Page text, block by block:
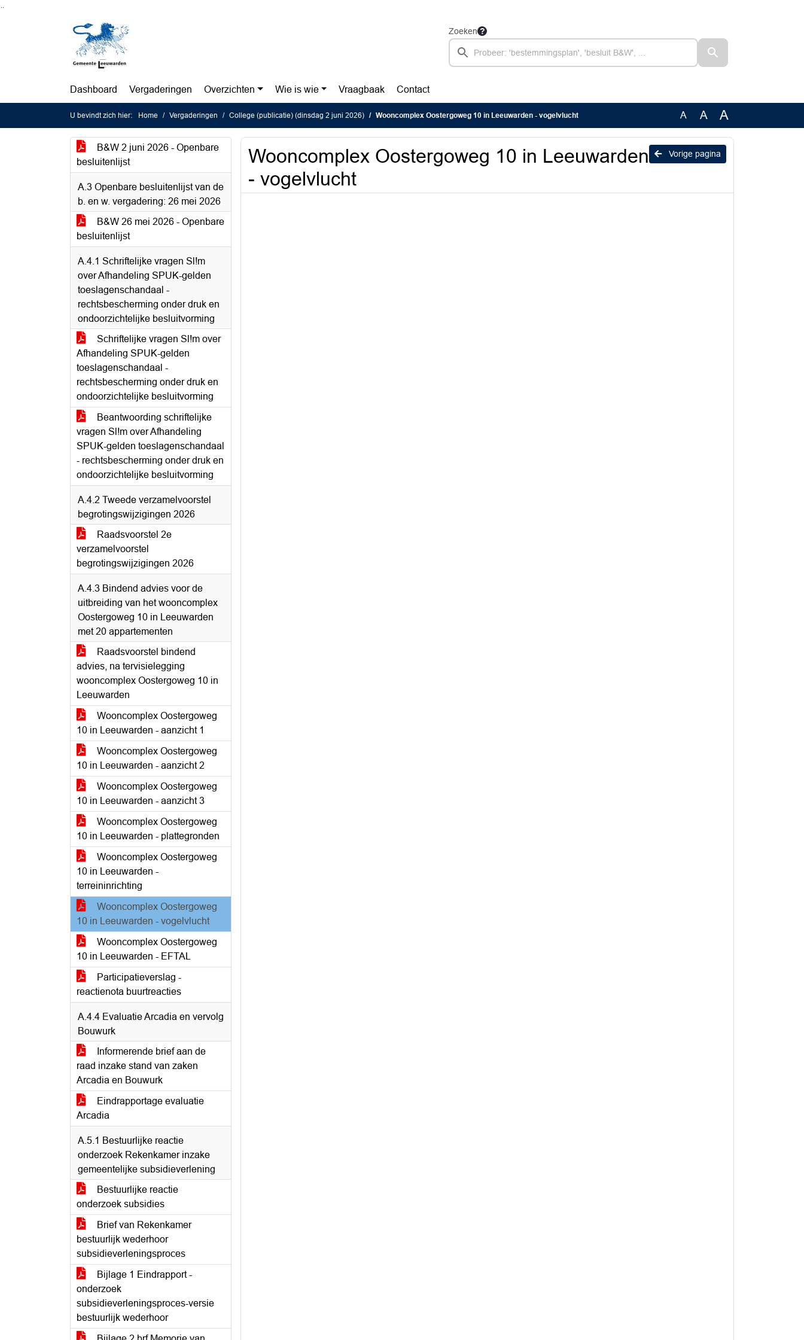
Zoeken
Dashboard Vergaderingen Overzichten Wie is wie Vraagbaak Contact
U bevindt zich hier: Home Vergaderingen College (publicatie) (dinsdag 2 juni 2026) Wooncomplex Oostergoweg 10 in Leeuwarden - vogelvlucht A A A
B&W 2 juni 2026 - Openbare
besluitenlijst
A.3 Openbare besluitenlijst van de
b. en w. vergadering: 26 mei 2026
B&W 26 mei 2026 - Openbare
besluitenlijst
A.4.1 Schriftelijke vragen Sl!m
over Afhandeling SPUK-gelden
toeslagenschandaal -
rechtsbescherming onder druk en
ondoorzichtelijke besluitvorming
Schriftelijke vragen Sl!m over
Afhandeling SPUK-gelden
toeslagenschandaal -
rechtsbescherming onder druk en
ondoorzichtelijke besluitvorming
Beantwoording schriftelijke
vragen Sl!m over Afhandeling
SPUK-gelden toeslagenschandaal
- rechtsbescherming onder druk en
ondoorzichtelijke besluitvorming
A.4.2 Tweede verzamelvoorstel
begrotingswijzigingen 2026
Raadsvoorstel 2e
verzamelvoorstel
begrotingswijzigingen 2026
A.4.3 Bindend advies voor de
uitbreiding van het wooncomplex
Oostergoweg 10 in Leeuwarden
met 20 appartementen
Raadsvoorstel bindend
advies, na tervisielegging
wooncomplex Oostergoweg 10 in
Leeuwarden
Wooncomplex Oostergoweg
10 in Leeuwarden - aanzicht 1
Wooncomplex Oostergoweg
10 in Leeuwarden - aanzicht 2
Wooncomplex Oostergoweg
10 in Leeuwarden - aanzicht 3
Wooncomplex Oostergoweg
10 in Leeuwarden - plattegronden
Wooncomplex Oostergoweg
10 in Leeuwarden -
terreininrichting
Wooncomplex Oostergoweg
10 in Leeuwarden - vogelvlucht
Wooncomplex Oostergoweg
10 in Leeuwarden - EFTAL
Participatieverslag -
reactienota buurtreacties
A.4.4 Evaluatie Arcadia en vervolg
Bouwurk
Informerende brief aan de
raad inzake stand van zaken
Arcadia en Bouwurk
Eindrapportage evaluatie
Arcadia
A.5.1 Bestuurlijke reactie
onderzoek Rekenkamer inzake
gemeentelijke subsidieverlening
Bestuurlijke reactie
onderzoek subsidies
Brief van Rekenkamer
bestuurlijk wederhoor
subsidieverleningsproces
Bijlage 1 Eindrapport -
onderzoek
subsidieverleningsproces-versie
bestuurlijk wederhoor
Vorige pagina
Wooncomplex Oostergoweg 10 in Leeuwarden
- vogelvlucht